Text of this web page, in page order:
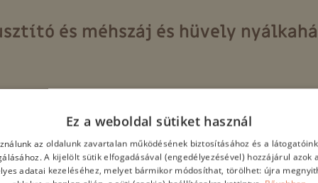
és méhszáj és hüvely
(retinolpalmitát), Palástfű, Körömvirág,
tilos) 15 napig (max 30 napig). Várandósság alatt tilos
Ez a weboldal sütiket használ
az oldalunk zavartalan működésének biztosításához és a
A kijelölt sütik elfogadásával (engedélyezésével) hozzájárul azok
adatai kezeléséhez, melyet bármikor módosíthat, törölhet: újra